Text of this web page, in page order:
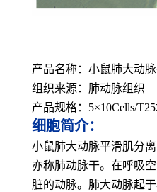
产品名称：小鼠肺大动
组织来源：肺动脉组织
产品规格：5×10Cells/
细胞简介：
小鼠肺大动脉平滑肌分
亦称肺动脉干。在呼吸
脏的动脉。肺大动脉起